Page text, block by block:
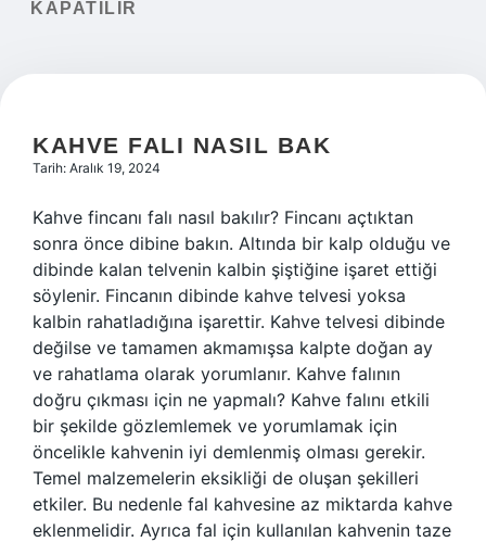
KAPATILIR
KAHVE FALI NASIL BAK
Tarih: Aralık 19, 2024
Kahve fincanı falı nasıl bakılır? Fincanı açtıktan
sonra önce dibine bakın. Altında bir kalp olduğu ve
dibinde kalan telvenin kalbin şiştiğine işaret ettiği
söylenir. Fincanın dibinde kahve telvesi yoksa
kalbin rahatladığına işarettir. Kahve telvesi dibinde
değilse ve tamamen akmamışsa kalpte doğan ay
ve rahatlama olarak yorumlanır. Kahve falının
doğru çıkması için ne yapmalı? Kahve falını etkili
bir şekilde gözlemlemek ve yorumlamak için
öncelikle kahvenin iyi demlenmiş olması gerekir.
Temel malzemelerin eksikliği de oluşan şekilleri
etkiler. Bu nedenle fal kahvesine az miktarda kahve
eklenmelidir. Ayrıca fal için kullanılan kahvenin taze